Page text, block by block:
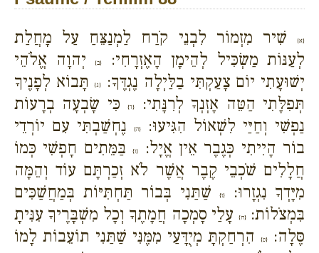
{א}
שִׁיר מִזְמוֹר לִבְנֵי קֹרַח לַמְנַצֵּחַ עַל מָחֲלַת
לְעַנּוֹת מַשְׂכִּיל לְהֵימָן הָאֶזְרָחִי:
{ב}
יְהוָה אֱלֹהֵי
יְשׁוּעָתִי יוֹם צָעַקְתִּי בַלַּיְלָה נֶגְדֶּךָ:
{ג}תָּבוֹא לְפָנֶיךָ
תְּפִלָּתִי הַטֵּה אָזְנְךָ לְרִנָּתִי:
{ד}כִּי שָׂבְעָה בְרָעוֹת
נַפְשִׁי וְחַיַּי לִשְׁאוֹל הִגִּיעוּ:
{ה}
נֶחְשַׁבְתִּי עִם יוֹרְדֵי
בוֹר הָיִיתִי כְּגֶבֶר אֵין אֱיָל:
{ו}בַּמֵּתִים חָפְשִׁי כְּמוֹ
חֲלָלִים שֹׁכְבֵי קֶבֶר אֲשֶׁר לֹא זְכַרְתָּם עוֹד וְהֵמָּה
מִיָּדְךָ נִגְזָרוּ:
{ז}
שַׁתַּנִי בְּבוֹר תַּחְתִּיּוֹת בְּמַחֲשַׁכִּים
בִּמְצֹלוֹת:{ח}
עָלַי סָמְכָה חֲמָתֶךָ וְכָל מִשְׁבָּרֶיךָ עִנִּיתָ
סֶּלָה:
{ט}
הִרְחַקְתָּ מְיֻדָּעַי מִמֶּנִּי שַׁתַּנִי תוֹעֵבוֹת לָמוֹ